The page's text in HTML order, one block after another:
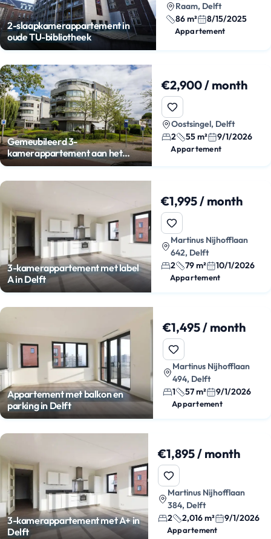
2-slaapkamerappartement in
oude TU-bibliotheek
Raam, Delft
86 m²
8/15/2025
Appartement
Gemeubileerd 3-
kamerappartement aan het
kanaal
€2,900 / month
Oostsingel, Delft
2
55 m² 9/1/2026
Appartement
3-kamerappartement met label
A in Delft
€1,995 / month
Martinus Nijhofflaan
642, Delft
2
79 m² 10/1/2026
Appartement
Appartement met balkon en
parking in Delft
€1,495 / month
Martinus Nijhofflaan
494, Delft
1
57 m² 9/1/2026
Appartement
3-kamerappartement met A+ in
Delft
€1,895 / month
Martinus Nijhofflaan
384, Delft
2
2,016 m² 9/1/2026
Appartement